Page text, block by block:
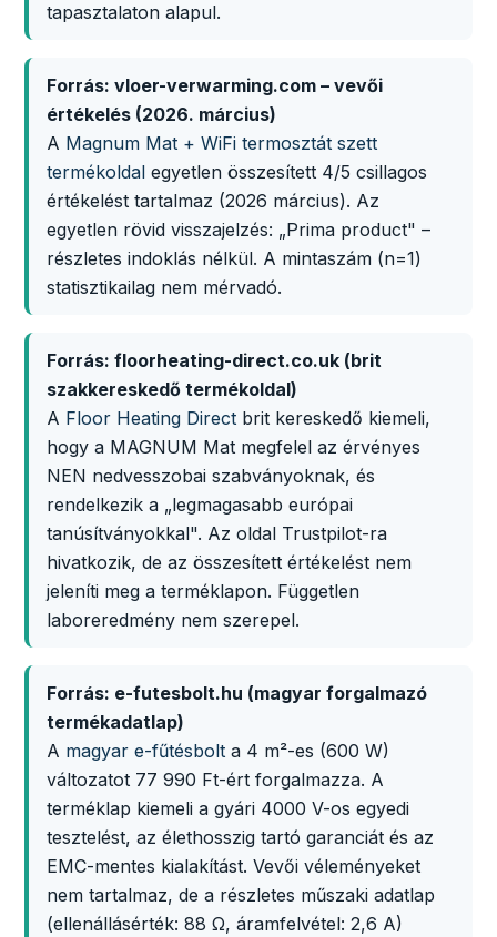
tapasztalaton alapul.
Forrás: vloer-verwarming.com – vevői
értékelés (2026. március)
A Magnum Mat + WiFi termosztát szett
termékoldal egyetlen összesített 4/5 csillagos
értékelést tartalmaz (2026 március). Az
egyetlen rövid visszajelzés: „Prima product" –
részletes indoklás nélkül. A mintaszám (n=1)
statisztikailag nem mérvadó.
Forrás: floorheating-direct.co.uk (brit
szakkereskedő termékoldal)
A Floor Heating Direct brit kereskedő kiemeli,
hogy a MAGNUM Mat megfelel az érvényes
NEN nedvesszobai szabványoknak, és
rendelkezik a „legmagasabb európai
tanúsítványokkal". Az oldal Trustpilot-ra
hivatkozik, de az összesített értékelést nem
jeleníti meg a terméklapon. Független
laboreredmény nem szerepel.
Forrás: e-futesbolt.hu (magyar forgalmazó
termékadatlap)
A magyar e-fűtésbolt a 4 m²-es (600 W)
változatot 77 990 Ft-ért forgalmazza. A
terméklap kiemeli a gyári 4000 V-os egyedi
tesztelést, az élethosszig tartó garanciát és az
EMC-mentes kialakítást. Vevői véleményeket
nem tartalmaz, de a részletes műszaki adatlap
(ellenállásérték: 88 Ω, áramfelvétel: 2,6 A)